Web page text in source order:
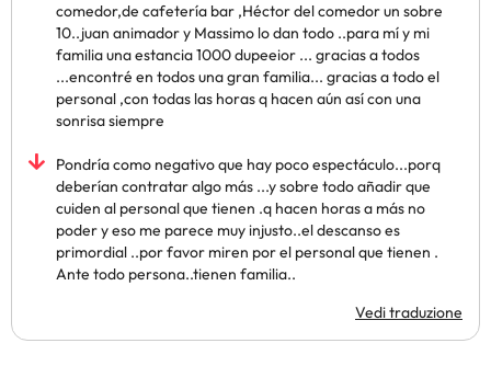
comedor,de cafetería bar ,Héctor del comedor un sobre
10..juan animador y Massimo lo dan todo ..para mí y mi
familia una estancia 1000 dupeeior ... gracias a todos
...encontré en todos una gran familia... gracias a todo el
personal ,con todas las horas q hacen aún así con una
sonrisa siempre
Pondría como negativo que hay poco espectáculo...porq
deberían contratar algo más ...y sobre todo añadir que
cuiden al personal que tienen .q hacen horas a más no
poder y eso me parece muy injusto..el descanso es
primordial ..por favor miren por el personal que tienen .
Ante todo persona..tienen familia..
Vedi traduzione